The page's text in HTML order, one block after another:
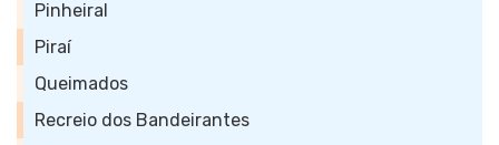
Pinheiral
Piraí
Queimados
Recreio dos Bandeirantes